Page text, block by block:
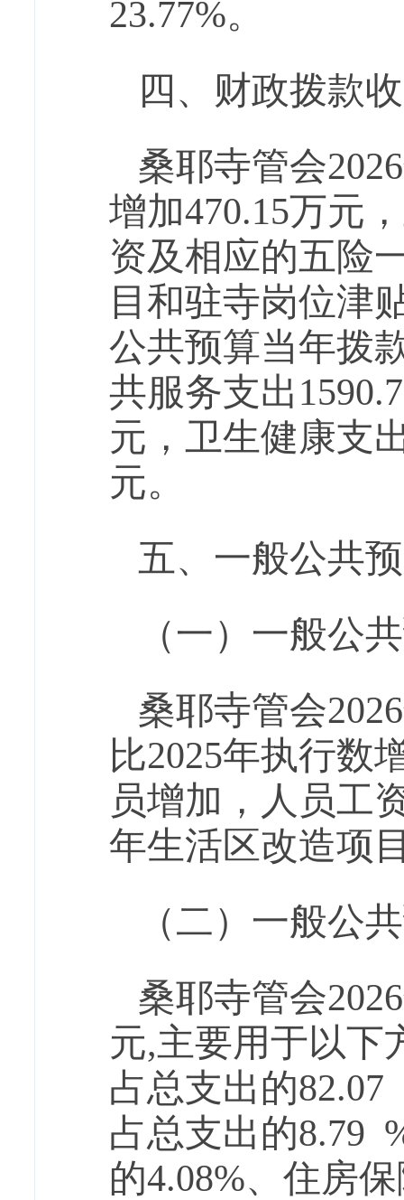
23.77%。
四、财政拨款
桑耶寺管会2026
增加470.15万元
资及相应的五险
目和驻寺岗位津
公共预算当年拨
共服务支出
元，卫生健康支
元。
五、一般公共
（一）一般公
桑耶寺管会2026
比2025年执行数
员增加， 人员工
年生活区改造项
（二）一般公
桑耶寺管会2026
元,主要用于以下
占总支出的82.07
占总支出的8.79
的4.08%、住房